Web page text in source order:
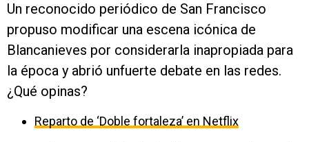
Un reconocido periódico de San Francisco
propuso modificar una escena icónica de
Blancanieves por considerarla inapropiada para
la época y abrió unfuerte debate en las redes.
¿Qué opinas?
Reparto de ‘Doble fortaleza’ en Netflix